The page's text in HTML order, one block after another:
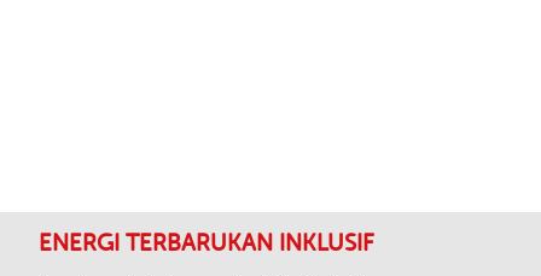
ENERGI TERBARUKAN INKLUSIF